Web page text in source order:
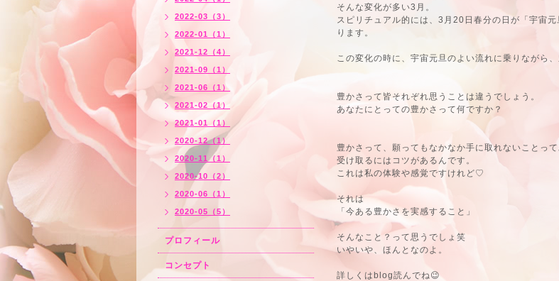
そんな変化が多い3月。
スピリチュアル的には、3月20日春分の日が「宇宙
ります。
この変化の時に、宇宙元旦のよい流れに乗りながら
豊かさって皆それぞれ思うことは違うでしょう。
あなたにとっての豊かさって何ですか？
豊かさって、願ってもなかなか手に取れないことって
受け取るにはコツがあるんです。
これは私の体験や感覚ですけれど♡
それは
「今ある豊かさを実感すること」
そんなこと？って思うでしょ笑
いやいや、ほんとなのよ。
詳しくはblog読んでね😉
2022-03（3）
2022-01（1）
2021-12（4）
2021-09（1）
2021-06（1）
2021-02（1）
2021-01（1）
2020-12（1）
2020-11（1）
2020-10（2）
2020-06（1）
2020-05（5）
プロフィール
コンセプト